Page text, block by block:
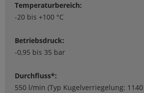
Temperaturbereich:
-20 bis +100 °C
Betriebsdruck:
-0,95 bis 35 bar
Durchfluss*:
550 l/min (Typ Kugelverriegelung: